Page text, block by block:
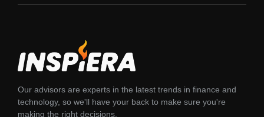
Our advisors are experts in the latest trends in finance and
technology, so we'll have your back to make sure you're
making the right decisions.